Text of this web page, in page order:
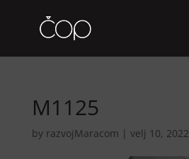
M1125
by razvojMaracom | velj 10, 2022